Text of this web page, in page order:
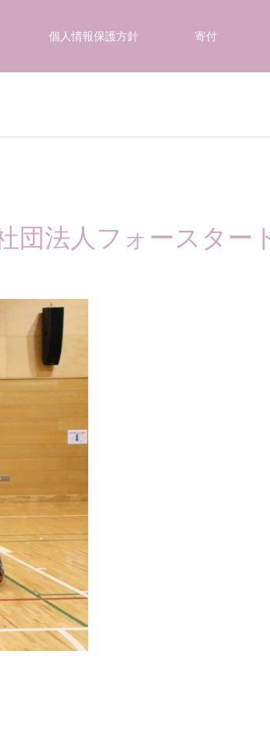
個人情報保護方針 寄付
法人フォースター